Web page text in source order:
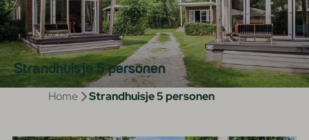
Strandhuisje 5 personen
Home Strandhuisje 5 personen